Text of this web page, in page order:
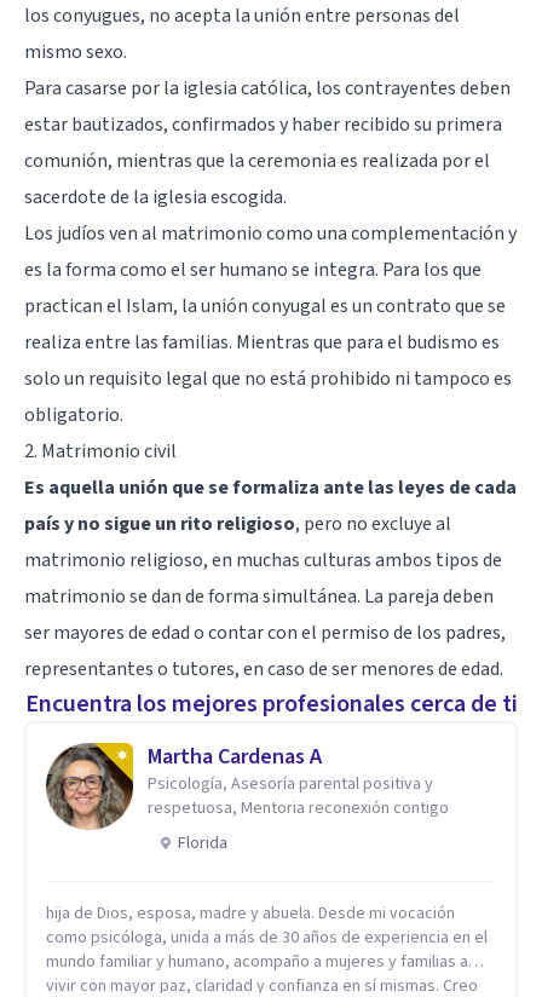
los conyugues, no acepta la unión entre personas del
mismo sexo.
Para casarse por la iglesia católica, los contrayentes deben
estar bautizados, confirmados y haber recibido su primera
comunión, mientras que la ceremonia es realizada por el
sacerdote de la iglesia escogida.
Los judíos ven al matrimonio como una complementación y
es la forma como el ser humano se integra. Para los que
practican el Islam, la unión conyugal es un contrato que se
realiza entre las familias. Mientras que para el budismo es
solo un requisito legal que no está prohibido ni tampoco es
obligatorio.
2. Matrimonio civil
Es aquella unión que se formaliza ante las leyes de cada
país y no sigue un rito religioso, pero no excluye al
matrimonio religioso, en muchas culturas ambos tipos de
matrimonio se dan de forma simultánea. La pareja deben
ser mayores de edad o contar con el permiso de los padres,
representantes o tutores, en caso de ser menores de edad.
Encuentra los mejores profesionales cerca de ti
Martha Cardenas A
Psicología, Asesoría parental positiva y
respetuosa, Mentoria reconexión contigo
Florida
hija de Dios, esposa, madre y abuela. Desde mi vocación
como psicóloga, unida a más de 30 años de experiencia en el
mundo familiar y humano, acompaño a mujeres y familias a
vivir con mayor paz, claridad y confianza en sí mismas. Creo